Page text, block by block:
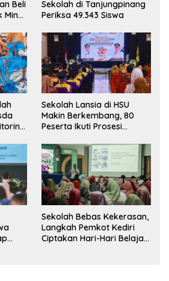
Beli
Sekolah di Tanjungpinang
Periksa 49.343 Siswa
Sekolah Lansia di HSU
Makin Berkembang, 80
Peserta Ikuti Prosesi
Sekolah Bebas Kekerasan,
Langkah Pemkot Kediri
Ciptakan Hari-Hari Belajar